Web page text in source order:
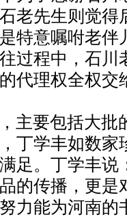
老先生则觉得
特意嘱咐老
过程中，石川
代理权全权交
主要包括大批
丁学丰如数家
足。丁学丰说
的传播，更是
力能为河南的